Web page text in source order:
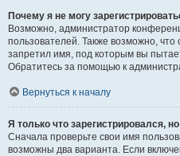
Почему я не могу
Возможно, администратор
пользователей. Также возможно,
запретил имя, под которым вы
Обратитесь за помощью к
Вернуться к началу
Я только что зарегистрировался,
Сначала проверьте свои имя
возможны два варианта. Если